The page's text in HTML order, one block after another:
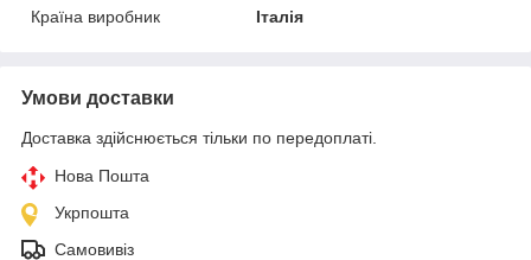
Країна виробник
Італія
Умови доставки
Доставка здійснюється тільки по передоплаті.
Нова Пошта
Укрпошта
Самовивіз